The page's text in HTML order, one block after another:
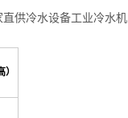
直供冷水设备工业冷水机